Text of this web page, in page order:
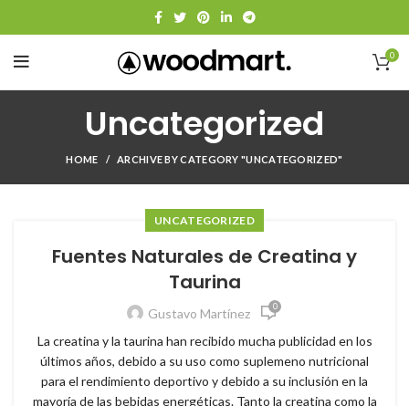
0
Uncategorized
HOME ARCHIVE BY CATEGORY "UNCATEGORIZED"
UNCATEGORIZED
Fuentes Naturales de Creatina y
Taurina
Gustavo Martínez 0
La creatina y la taurina han recibido mucha publicidad en los
últimos años, debido a su uso como suplemeno nutricional
para el rendimiento deportivo y debido a su inclusión en la
mayoría de las bebidas energéticas. Tanto la creatina como la